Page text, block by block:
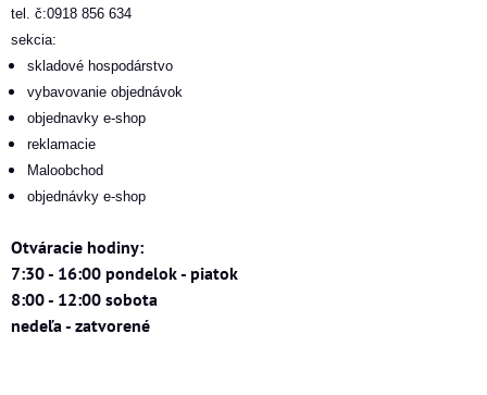
tel. č:0918 856 634
sekcia:
skladové hospodárstvo
vybavovanie objednávok
objednavky e-shop
reklamacie
Maloobchod
objednávky e-shop
Otváracie hodiny:
7:30 - 16:00 pondelok - piatok
8:00 - 12:00 sobota
nedeľa - zatvorené